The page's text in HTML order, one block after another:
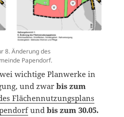
8. Änderung des
Papendorf.
wichtige Planwerke in
und zwarbis zum
Flächennutzungsplans
undbis zum 30.05.